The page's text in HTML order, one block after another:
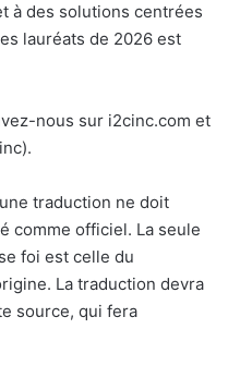
à des solutions centrées
lauréats de 2026 est
nous sur i2cinc.com et
traduction ne doit
comme officiel. La seule
foi est celle du
La traduction devra
source, qui fera